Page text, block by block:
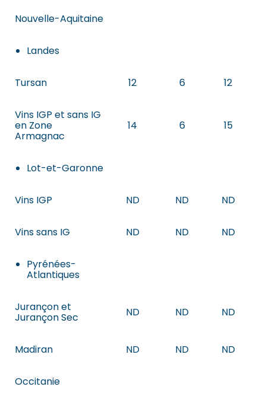
Nouvelle-Aquitaine
Landes
Tursan 12 6 12
Vins IGP et sans IG
en Zone
Armagnac
14 6 15
Lot-et-Garonne
Vins IGP ND ND ND
Vins sans IG ND ND ND
Pyrénées-
Atlantiques
Jurançon et
Jurançon Sec ND ND ND
Madiran ND ND ND
Occitanie